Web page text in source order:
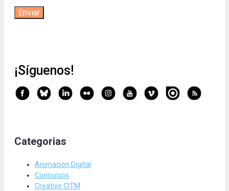
¡Síguenos!
Categorias
Animación Digital
Concursos
Creative CITM